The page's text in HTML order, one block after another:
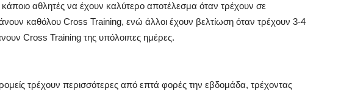
κάποιο αθλητές να έχουν καλύτερο αποτέλεσμα όταν τρέχουν σε
καθόλου Cross Training, ενώ άλλοι έχουν βελτίωση όταν τρέχουν 3-4
Cross Training της υπόλοιπες ημέρες.
τρέχουν περισσότερες από επτά φορές την εβδομάδα, τρέχοντας